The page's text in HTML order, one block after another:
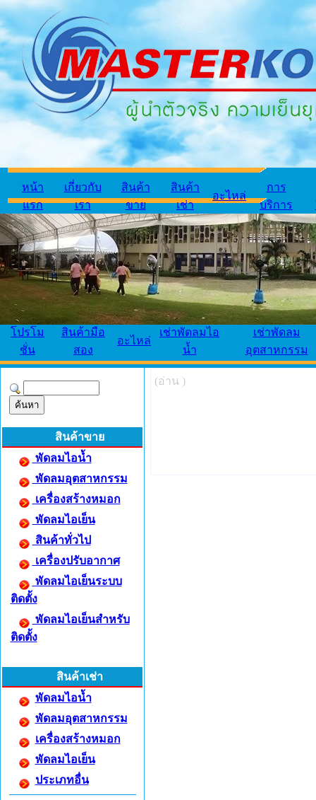
หน้า
แรก
เกี่ยวกับ
เรา
สินค้า
ขาย
สินค้า
เช่า
อะไหล่
การ
บริการ
โปรโม
ชั่น
สินค้ามือ
สอง
อะไหล่
เช่าพัดลมไอ
น้ำ
เช่าพัดลม
อุตสาหกรรม
สินค้าขาย
พัดลมไอน้ำ
พัดลมอุตสาหกรรม
เครื่องสร้างหมอก
พัดลมไอเย็น
สินค้าทั่วไป
เครื่องปรับอากาศ
พัดลมไอเย็นระบบ
ติดตั้ง
พัดลมไอเย็นสำหรับ
ติดตั้ง
สินค้าเช่า
พัดลมไอน้ำ
พัดลมอุตสาหกรรม
เครื่องสร้างหมอก
พัดลมไอเย็น
ประเภทอื่น
(อ่าน )